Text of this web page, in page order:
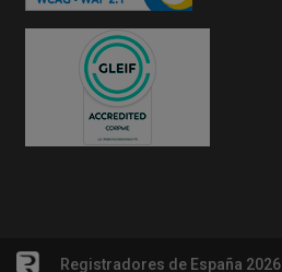
Registradores de España 2026